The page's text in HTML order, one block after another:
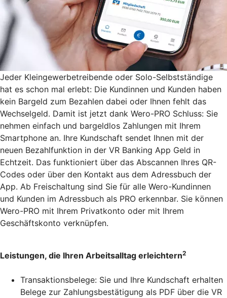
Jeder Kleingewerbetreibende oder Solo-Selbstständige
hat es schon mal erlebt: Die Kundinnen und Kunden haben
kein Bargeld zum Bezahlen dabei oder Ihnen fehlt das
Wechselgeld. Damit ist jetzt dank Wero-PRO Schluss: Sie
nehmen einfach und bargeldlos Zahlungen mit Ihrem
Smartphone an. Ihre Kundschaft sendet Ihnen mit der
neuen Bezahlfunktion in der VR Banking App Geld in
Echtzeit. Das funktioniert über das Abscannen Ihres QR-
Codes oder über den Kontakt aus dem Adressbuch der
App. Ab Freischaltung sind Sie für alle Wero-Kundinnen
und Kunden im Adressbuch als PRO erkennbar. Sie können
Wero-PRO mit Ihrem Privatkonto oder mit Ihrem
Geschäftskonto verknüpfen.
Leistungen, die Ihren Arbeitsalltag erleichtern2
Transaktionsbelege: Sie und Ihre Kundschaft erhalten
Belege zur Zahlungsbestätigung als PDF über die VR